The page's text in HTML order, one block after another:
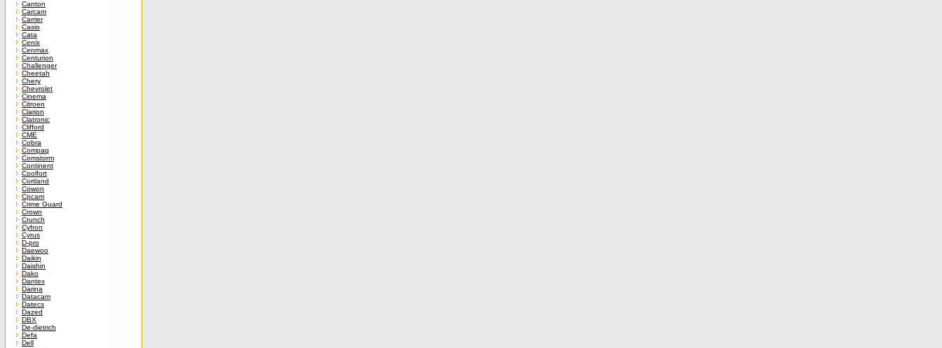
Canton
Carcam
Carrier
Casio
Cata
Cenix
Cenmax
Centurion
Challenger
Cheetah
Chery
Chevrolet
Cinema
Citroen
Clarion
Clatronic
Clifford
CME
Cobra
Compaq
Comstorm
Continent
Coolfort
Cortland
Cowon
Cpcam
Crime Guard
Crown
Crunch
Cyfron
Cyrus
D-pro
Daewoo
Daikin
Daishin
Dako
Dantex
Darina
Datacam
Datecs
Dazed
DBX
De-dietrich
Defa
Dell